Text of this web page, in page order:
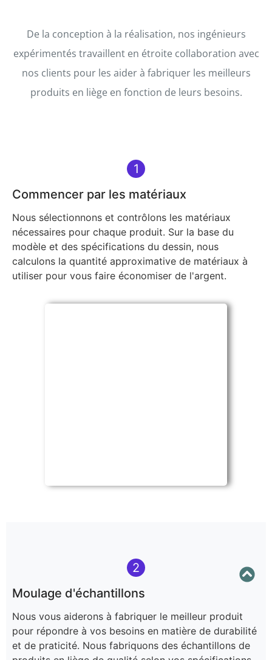
De la conception à la réalisation, nos ingénieurs
expérimentés travaillent en étroite collaboration avec
nos clients pour les aider à fabriquer les meilleurs
produits en liège en fonction de leurs besoins.
1
Commencer par les matériaux
Nous sélectionnons et contrôlons les matériaux
nécessaires pour chaque produit. Sur la base du
modèle et des spécifications du dessin, nous
calculons la quantité approximative de matériaux à
utiliser pour vous faire économiser de l'argent.
2
Moulage d'échantillons
Nous vous aiderons à fabriquer le meilleur produit
pour répondre à vos besoins en matière de durabilité
et de praticité. Nous fabriquons des échantillons de